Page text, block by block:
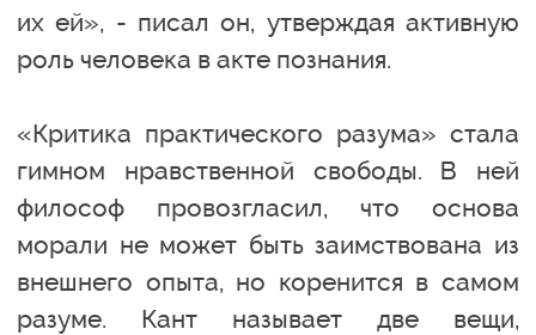
их ей», - писал он, утверждая активную
роль человека в акте познания.
«Критика практического разума» стала
гимном нравственной свободы. В ней
философ провозгласил, что основа
морали не может быть заимствована из
внешнего опыта, но коренится в самом
разуме. Кант называет две вещи,